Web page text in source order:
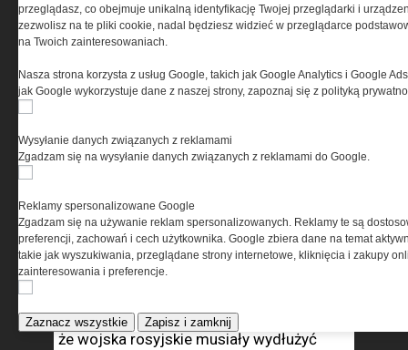
Co może być decydujące dla jednej
i drugiej strony, co pozwoli na zdobycie
przewagi militarnej i strategicznej?
uzbrojenia z krajów NATO spowodowały,
iż Ukraina pomimo dysproporcji potrafi
ogromne straty.
Wydłużenie zasięgów artylerii klasycznej
kal. 155 mm do 40 i więcej kilometrów
środki trafiły do Ukrainy i sprawiły,
że wojska rosyjskie musiały wydłużyć
przeglądasz, co obejmuje unikalną identyfikację Twojej przeglądarki i
zezwolisz na te pliki cookie, nadal będziesz widzieć w przeglądarce
na Twoich zainteresowaniach.
Nasza strona korzysta z usług Google, takich jak Google Analytics i Google
jak Google wykorzystuje dane z naszej strony, zapoznaj się z polityką
Wysyłanie danych związanych z reklamami
Zgadzam się na wysyłanie danych związanych z reklamami do Google.
Reklamy spersonalizowane Google
Zgadzam się na używanie reklam spersonalizowanych. Reklamy te są
preferencji, zachowań i cech użytkownika. Google zbiera dane na temat
takie jak wyszukiwania, przeglądane strony internetowe, kliknięcia i zakupy
zainteresowania i preferencje.
Zaznacz wszystkie Zapisz i zamknij